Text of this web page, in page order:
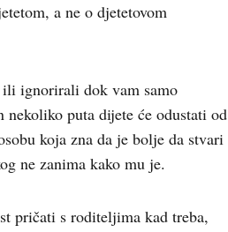
a ne o djetetovom
ignorirali dok vam samo
nekoliko puta dijete će odustati od
koja zna da je bolje da stvari
ne zanima kako mu je.
pričati s roditeljima kad treba,